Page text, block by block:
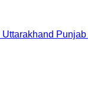
Uttarakhand Punjab